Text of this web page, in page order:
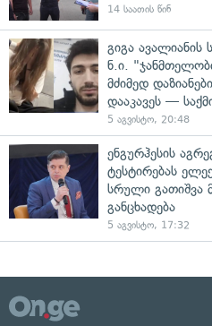
14 საათის წინ
გიგა ავალიანის
ნ.ი.
მძიმედ
დააკავეს —
5 აგვისტო, 20:48
ენგურჰესის
ტესტირებას
სრული გათიშვა
განცხადება
5 აგვისტო, 17:32